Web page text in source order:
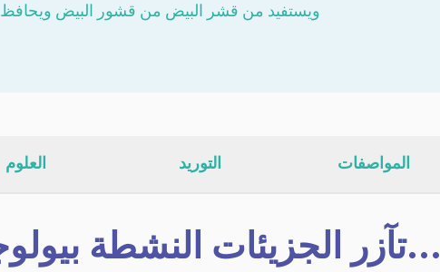
العلوم التوريد المواصفات
تآزر الجزيئات النشطة بيولوجيًا المعترف بها...